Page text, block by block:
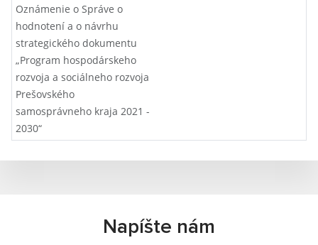
Oznámenie o Správe o
hodnotení a o návrhu
strategického dokumentu
„Program hospodárskeho
rozvoja a sociálneho rozvoja
Prešovského
samosprávneho kraja 2021 -
2030“
Napíšte nám